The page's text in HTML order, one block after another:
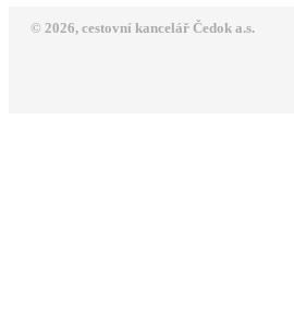
© 2026, cestovní kancelář Čedok a.s.